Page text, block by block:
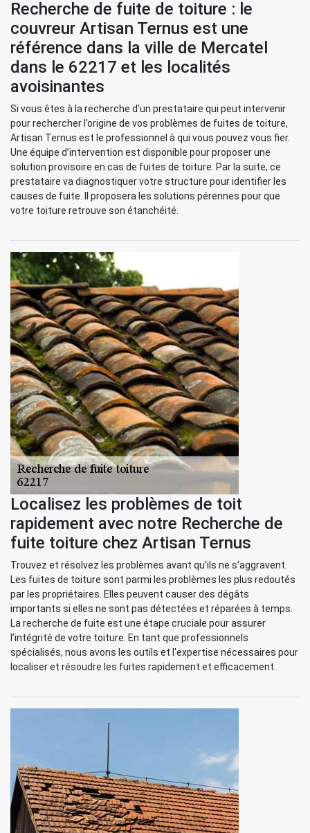
Recherche de fuite de toiture : le
couvreur Artisan Ternus est une
référence dans la ville de Mercatel
dans le 62217 et les localités
avoisinantes
Si vous êtes à la recherche d’un prestataire qui peut intervenir
pour rechercher l’origine de vos problèmes de fuites de toiture,
Artisan Ternus est le professionnel à qui vous pouvez vous fier.
Une équipe d’intervention est disponible pour proposer une
solution provisoire en cas de fuites de toiture. Par la suite, ce
prestataire va diagnostiquer votre structure pour identifier les
causes de fuite. Il proposera les solutions pérennes pour que
votre toiture retrouve son étanchéité.
Localisez les problèmes de toit
rapidement avec notre Recherche de
fuite toiture chez Artisan Ternus
Trouvez et résolvez les problèmes avant qu'ils ne s'aggravent.
Les fuites de toiture sont parmi les problèmes les plus redoutés
par les propriétaires. Elles peuvent causer des dégâts
importants si elles ne sont pas détectées et réparées à temps.
La recherche de fuite est une étape cruciale pour assurer
l’intégrité de votre toiture. En tant que professionnels
spécialisés, nous avons les outils et l'expertise nécessaires pour
localiser et résoudre les fuites rapidement et efficacement.